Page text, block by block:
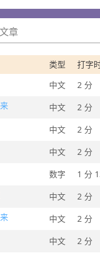
文章
类型
打字
中文
2 分
中文
2 分
中文
2 分
中文
2 分
数字
1 分
中文
2 分
中文
2 分
中文
2 分